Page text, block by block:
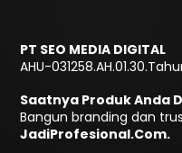
PT SEO MEDIA DIGITAL
AHU-
Saatnya Produk Anda
Bangun branding dan
JadiProfesional.Com.